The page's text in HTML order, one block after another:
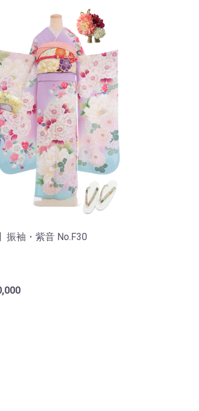
振袖・紫音 No.F30